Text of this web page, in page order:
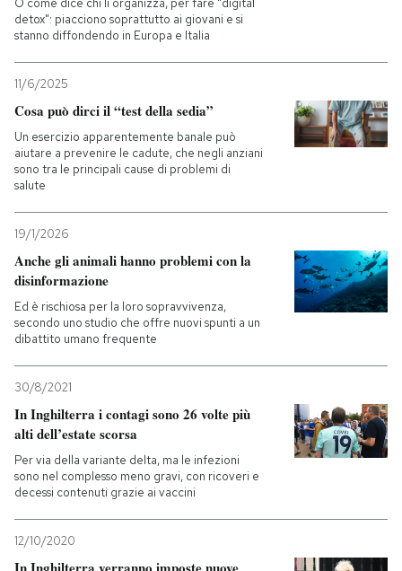
O come dice chi li organizza, per fare "digital
detox": piacciono soprattutto ai giovani e si
stanno diffondendo in Europa e Italia
11/6/2025
Cosa può dirci il “test della sedia”
Un esercizio apparentemente banale può
aiutare a prevenire le cadute, che negli anziani
sono tra le principali cause di problemi di
salute
19/1/2026
Anche gli animali hanno problemi con la
disinformazione
Ed è rischiosa per la loro sopravvivenza,
secondo uno studio che offre nuovi spunti a un
dibattito umano frequente
30/8/2021
In Inghilterra i contagi sono 26 volte più
alti dell’estate scorsa
Per via della variante delta, ma le infezioni
sono nel complesso meno gravi, con ricoveri e
decessi contenuti grazie ai vaccini
12/10/2020